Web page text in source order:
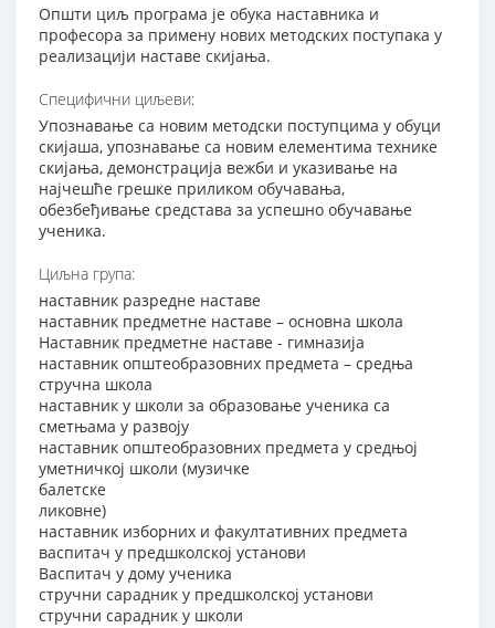
Општи циљ програма је обука наставника и
професора за примену нових методских поступака у
реализацији наставе скијања.
Специфични циљеви:
Упознавање са новим методски поступцима у обуци
скијаша, упознавање са новим елементима технике
скијања, демонстрација вежби и указивање на
најчешће грешке приликом обучавања,
обезбеђивање средстава за успешно обучавање
ученика.
Циљна група:
наставник разредне наставе
наставник предметне наставе – основна школа
Наставник предметне наставе - гимназија
наставник општеобразовних предмета – средња
стручна школа
наставник у школи за образовање ученика са
сметњама у развоју
наставник општеобразовних предмета у средњој
уметничкој школи (музичке
балетске
ликовне)
наставник изборних и факултативних предмета
васпитач у предшколској установи
Васпитач у дому ученика
стручни сарадник у предшколској установи
стручни сарадник у школи